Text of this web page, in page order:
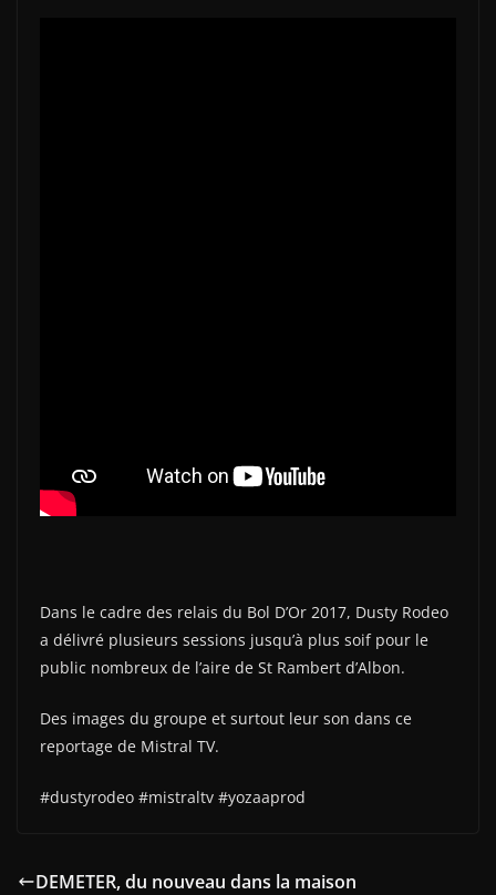
Dans le cadre des relais du Bol D’Or 2017, Dusty Rodeo
a délivré plusieurs sessions jusqu’à plus soif pour le
public nombreux de l’aire de St Rambert d’Albon.
Des images du groupe et surtout leur son dans ce
reportage de Mistral TV.
#dustyrodeo #mistraltv #yozaaprod
DEMETER, du nouveau dans la maison